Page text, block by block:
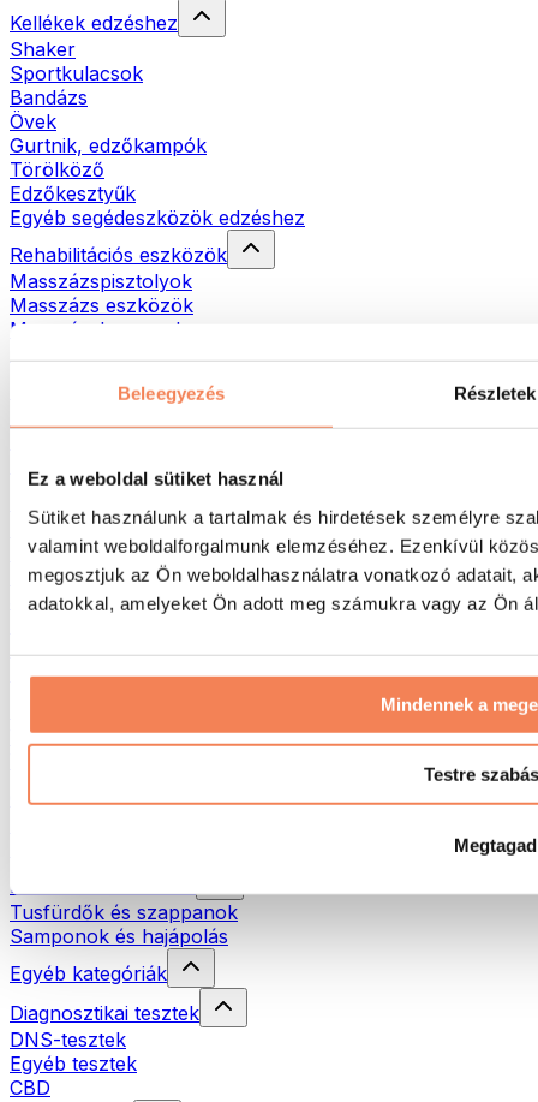
Beleegyezés Részletek
Ez a weboldal sütiket használ
Sütiket használunk a tartalmak és hirdetések személyre
valamint weboldalforgalmunk elemzéséhez. Ezenkívül
megosztjuk az Ön weboldalhasználatra vonatkozó adatait,
adatokkal, amelyeket Ön adott meg számukra vagy az Ön
Mindennek a
Testre szabás
Megtagad
Kellékek edzéshez
Shaker
Sportkulacsok
Bandázs
Övek
Gurtnik, edzőkampók
Törölköző
Edzőkesztyűk
Egyéb segédeszközök edzéshez
Rehabilitációs eszközök
Masszázspisztolyok
Masszázs eszközök
Masszázshengerek
Táskák & hátizsákok
Hátizsákok
Futás
Küzdősportok
Kerékpározás
Jóga és pilates
Úszás
Túrázás
Vörösfény-terápia
Öko háztartás
Natúrkozmetikumok
Tusfürdők és szappanok
Samponok és hajápolás
Egyéb kategóriák
Diagnosztikai tesztek
DNS-tesztek
Egyéb tesztek
CBD